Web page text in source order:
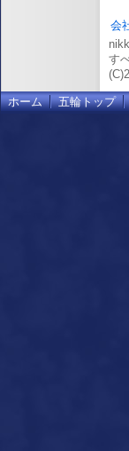
会
す
ホーム 五輪トップ